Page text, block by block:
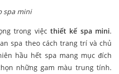
spa mini
trong việc thiết kế spa mini.
spa theo cách trang trí và chủ
hầu hết spa mang mục đích
những gam màu trung tính.